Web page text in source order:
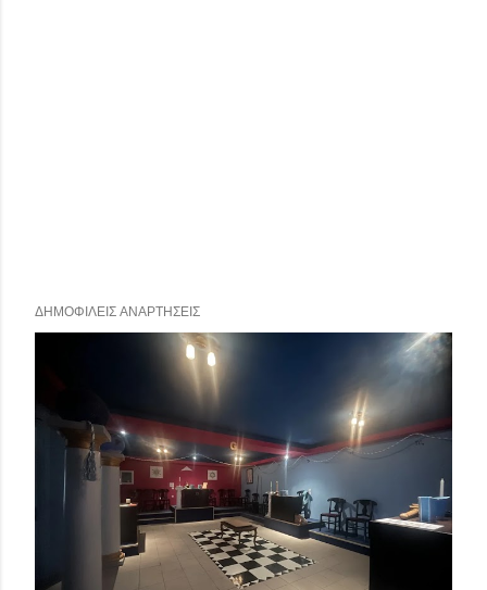
ΔΗΜΟΦΙΛΕΊΣ ΑΝΑΡΤΉΣΕΙΣ